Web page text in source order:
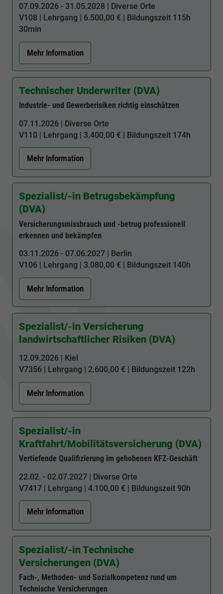
07.09.2026 - 31.05.2028 | Diverse Orte
V108 | Lehrgang | 6.500,00 € | Bildungszeit 115h
30min
Mehr Information
Technischer Underwriter (DVA)
Industrie- und Gewerberisiken richtig einschätzen
07.11.2026 | Diverse Orte
V110 | Lehrgang | 3.400,00 € | Bildungszeit 174h
Mehr Information
Spezialist/-in Betrugsbekämpfung
(DVA)
Versicherungsmissbrauch und -betrug professionell
erkennen und bekämpfen
03.11.2026 - 07.06.2027 | Berlin
V106 | Lehrgang | 3.080,00 € | Bildungszeit 140h
Mehr Information
Spezialist/-in Versicherung
landwirtschaftlicher Risiken (DVA)
12.09.2026 | Kiel
V7356 | Lehrgang | 2.600,00 € | Bildungszeit 122h
Mehr Information
Spezialist/-in
Kraftfahrt/Mobilitätsversicherung (DVA)
Vertiefende Qualifizierung im gehobenen KFZ-Geschäft
22.02. - 02.07.2027 | Diverse Orte
V7417 | Lehrgang | 4.100,00 € | Bildungszeit 90h
Mehr Information
Spezialist/-in Technische
Versicherungen (DVA)
Fach-, Methoden- und Sozialkompetenz rund um
Technische Versicherungen